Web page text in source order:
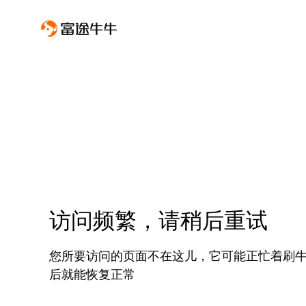
访问频繁，请稍后重试
您所要访问的页面不在这儿，它可能正忙着刷
后就能恢复正常